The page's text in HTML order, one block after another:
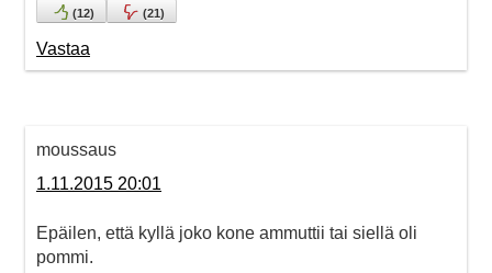
(12) (21)
Vastaa
moussaus
1.11.2015 20:01
Epäilen, että kyllä joko kone ammuttii tai siellä oli
pommi.